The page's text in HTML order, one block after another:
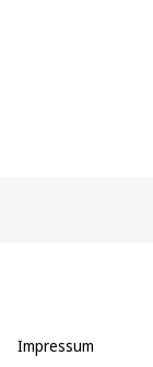
Impressum